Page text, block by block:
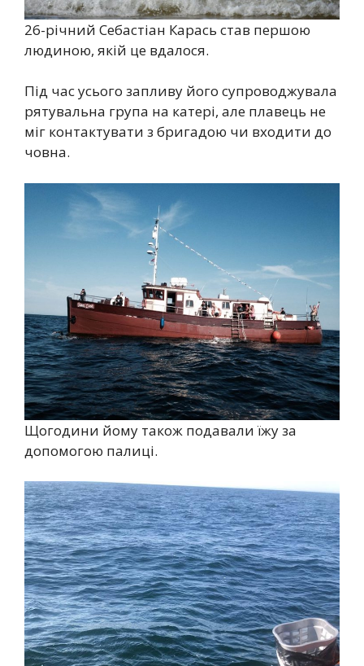
26-річний Себастіан Карась став першою
людиною, якій це вдалося.
Під час усього запливу його супроводжувала
рятувальна група на катері, але плавець не
міг контактувати з бригадою чи входити до
човна.
Щогодини йому також подавали їжу за
допомогою палиці.